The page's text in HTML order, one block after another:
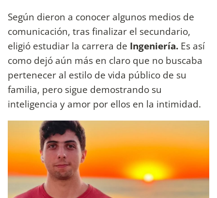
Según dieron a conocer algunos medios de
comunicación, tras finalizar el secundario,
eligió estudiar la carrera de Ingeniería. Es así
como dejó aún más en claro que no buscaba
pertenecer al estilo de vida público de su
familia, pero sigue demostrando su
inteligencia y amor por ellos en la intimidad.